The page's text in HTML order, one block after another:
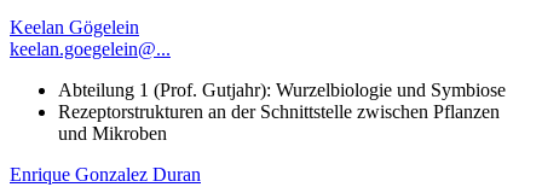
Keelan Gögelein
keelan.goegelein@...
Abteilung 1 (Prof. Gutjahr): Wurzelbiologie und Symbiose
Rezeptorstrukturen an der Schnittstelle zwischen Pflanzen
und Mikroben
Enrique Gonzalez Duran